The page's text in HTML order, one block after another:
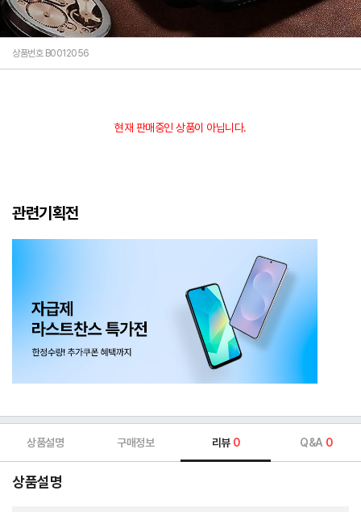
상품번호 B0012056
현재 판매중인 상품이 아닙니다.
관련기획전
상품설명 구매정보 리뷰 0 Q&A 0
상품설명